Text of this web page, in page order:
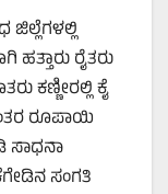
ಜಿಲ್ಲೆಗಳಲ್ಲಿ
ರೈತರು
ಕಣ್ಣೀರಲ್ಲಿ ಕೈ
ರೂಪಾಯಿ
ಸಾಧನಾ
ಸಂಗತಿ